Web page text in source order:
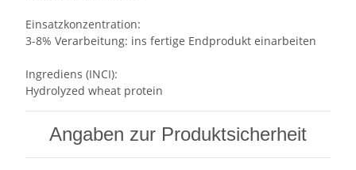
Einsatzkonzentration:
3-8% Verarbeitung: ins fertige Endprodukt einarbeiten
Ingrediens (INCI):
Hydrolyzed wheat protein
Angaben zur Produktsicherheit